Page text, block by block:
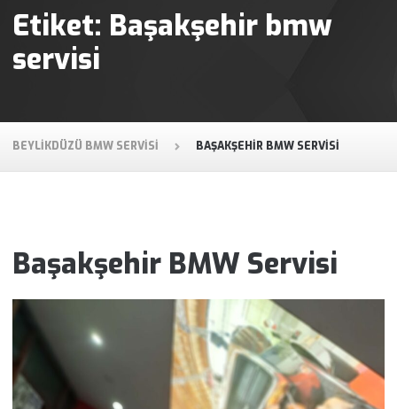
Etiket: Başakşehir bmw
servisi
BEYLIKDÜZÜ BMW SERVISI BAŞAKŞEHIR BMW SERVISI
Başakşehir BMW Servisi